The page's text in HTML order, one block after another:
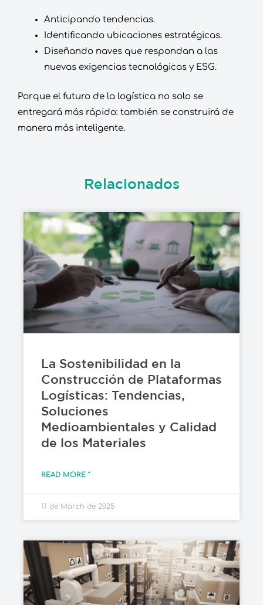
Anticipando tendencias.
Identificando ubicaciones estratégicas.
Diseñando naves que respondan a las
nuevas exigencias tecnológicas y ESG.
Porque el futuro de la logística no solo se
entregará más rápido: también se construirá de
manera más inteligente.
Relacionados
La Sostenibilidad en la
Construcción de Plataformas
Logísticas: Tendencias,
Soluciones
Medioambientales y Calidad
de los Materiales
READ MORE "
11 de March de 2025